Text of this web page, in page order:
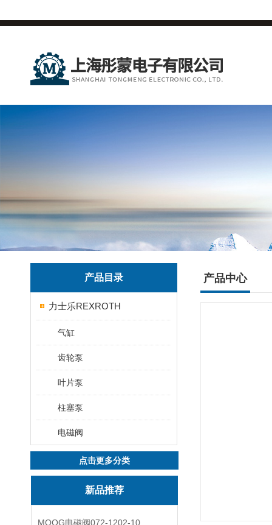
产品目录
力士乐REXROTH
气缸
齿轮泵
叶片泵
柱塞泵
电磁阀
点击更多分类
新品推荐
MOOG电磁阀072-1202-10
产品中心